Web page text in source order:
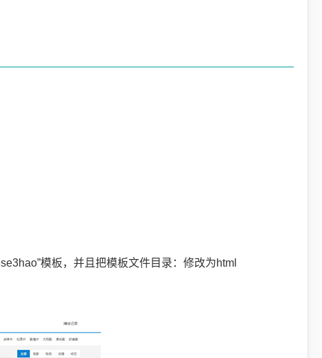
模板，并且把模板文件目录：修改为html